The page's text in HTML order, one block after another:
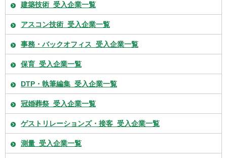
建築技術_受入企業一覧
アスコン技術_受入企業一覧
事務・バックオフィス_受入企業一覧
保育_受入企業一覧
DTP・執筆編集_受入企業一覧
冠婚葬祭_受入企業一覧
ゲストリレーションズ・接客_受入企業一覧
測量_受入企業一覧